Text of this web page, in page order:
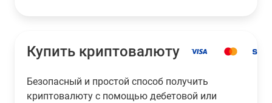
Купить криптовалюту
Безопасный и простой способ получить
криптовалюту с помощью дебетовой или